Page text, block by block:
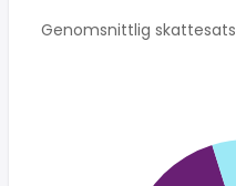
Genomsnittlig skattesats